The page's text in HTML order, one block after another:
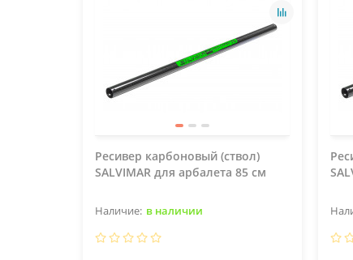
Ресивер карбоновый (ствол)
SALVIMAR для арбалета 85 см
в наличии